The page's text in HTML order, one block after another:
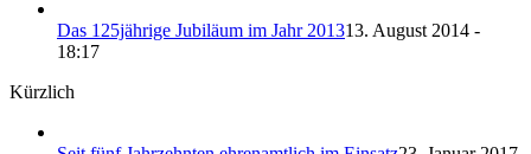
Das 125jährige Jubiläum im Jahr 201313. August 2014 -
18:17
Kürzlich